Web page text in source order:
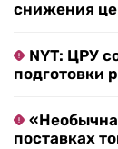
снижения
NYT: ЦРУ
подготовки
поставках